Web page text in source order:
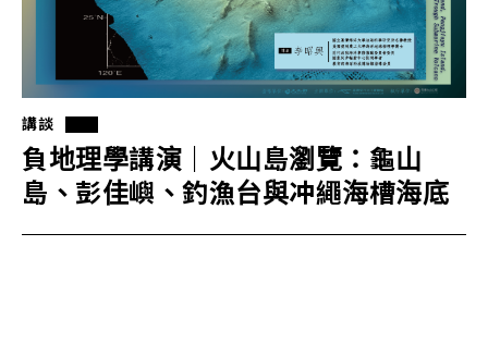
講談
負地理學講演｜火山島瀏覽：龜山
島、彭佳嶼、釣漁台與冲繩海槽海底
火山之探討